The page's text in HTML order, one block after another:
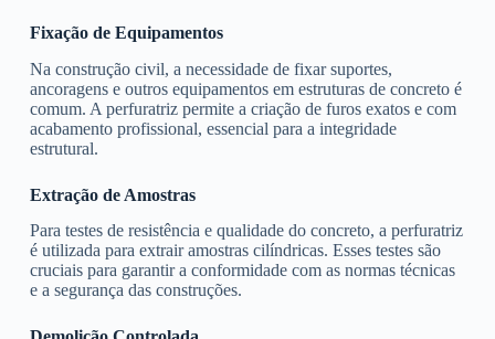
Fixação de Equipamentos
Na construção civil, a necessidade de fixar suportes,
ancoragens e outros equipamentos em estruturas de concreto é
comum. A perfuratriz permite a criação de furos exatos e com
acabamento profissional, essencial para a integridade
estrutural.
Extração de Amostras
Para testes de resistência e qualidade do concreto, a perfuratriz
é utilizada para extrair amostras cilíndricas. Esses testes são
cruciais para garantir a conformidade com as normas técnicas
e a segurança das construções.